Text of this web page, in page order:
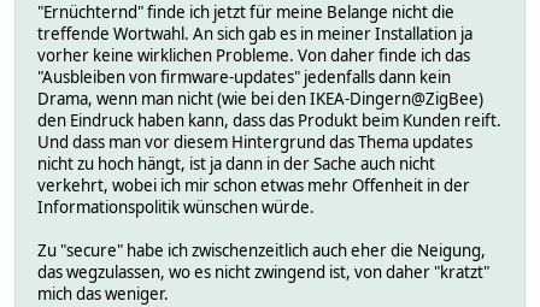
"Ernüchternd" finde ich jetzt für meine Belange nicht die
treffende Wortwahl. An sich gab es in meiner Installation ja
vorher keine wirklichen Probleme. Von daher finde ich das
"Ausbleiben von firmware-updates" jedenfalls dann kein
Drama, wenn man nicht (wie bei den IKEA-Dingern@ZigBee)
den Eindruck haben kann, dass das Produkt beim Kunden reift.
Und dass man vor diesem Hintergrund das Thema updates
nicht zu hoch hängt, ist ja dann in der Sache auch nicht
verkehrt, wobei ich mir schon etwas mehr Offenheit in der
Informationspolitik wünschen würde.
Zu "secure" habe ich zwischenzeitlich auch eher die Neigung,
das wegzulassen, wo es nicht zwingend ist, von daher "kratzt"
mich das weniger.